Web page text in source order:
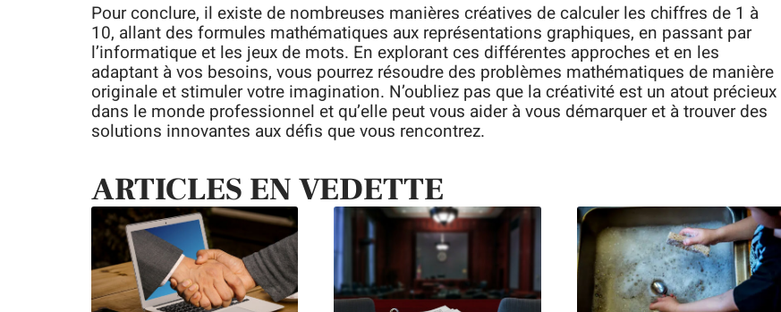
Pour conclure, il existe de nombreuses manières créatives de calculer les chiffres de 1 à
10, allant des formules mathématiques aux représentations graphiques, en passant par
l’informatique et les jeux de mots. En explorant ces différentes approches et en les
adaptant à vos besoins, vous pourrez résoudre des problèmes mathématiques de manière
originale et stimuler votre imagination. N’oubliez pas que la créativité est un atout précieux
dans le monde professionnel et qu’elle peut vous aider à vous démarquer et à trouver des
solutions innovantes aux défis que vous rencontrez.
ARTICLES EN VEDETTE